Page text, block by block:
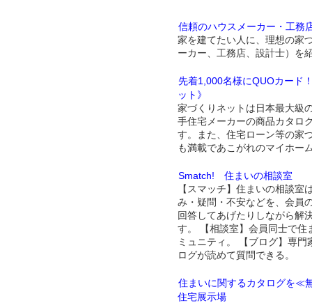
信頼のハウスメーカー・工務
家を建てたい人に、理想の家
ーカー、工務店、設計士）を
先着1,000名様にQUOカード
ット》
家づくりネットは日本最大級
手住宅メーカーの商品カタロ
す。また、住宅ローン等の家
も満載であこがれのマイホー
Smatch! 住まいの相談室
【スマッチ】住まいの相談室
み・疑問・不安などを、会員
回答してあげたりしながら解
す。 【相談室】会員同士で住
ミュニティ。 【ブログ】専
ログが読めて質問できる。
住まいに関するカタログを≪
住宅展示場